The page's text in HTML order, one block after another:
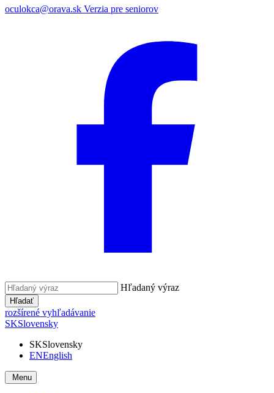
oculokca@orava.sk Verzia pre seniorov
Hľadaný výraz
Hľadať
rozšírené vyhľadávanie
SKSlovensky
SKSlovensky
ENEnglish
Menu